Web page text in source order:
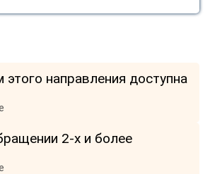
направления доступна
2-х и более